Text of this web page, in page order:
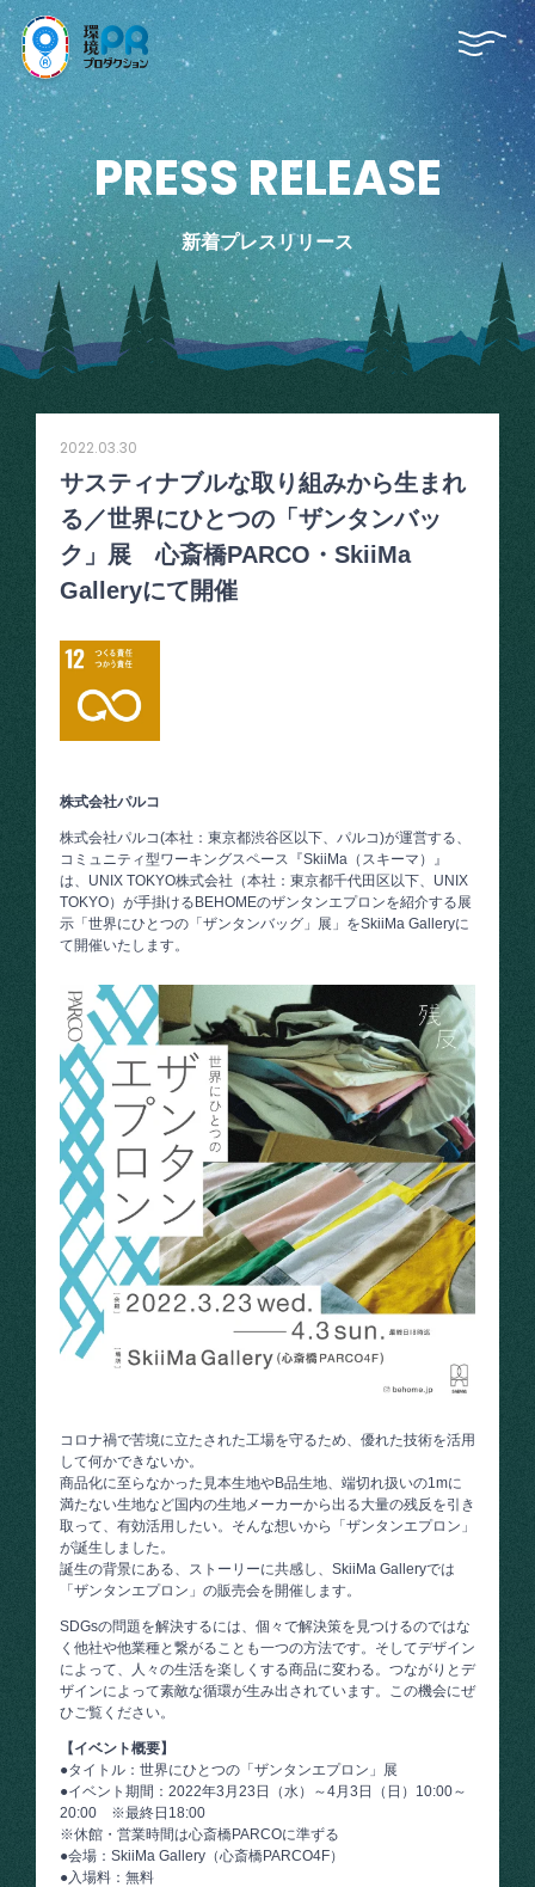
PRESSRELEASE
新着プレスリリース
2022.03.30
サスティナブルな取り組みから生まれ
る／世界にひとつの「ザンタンバッ
ク」展 心斎橋PARCO・SkiiMa
Galleryにて開催
株式会社パルコ
株式会社パルコ(本社：東京都渋谷区以下、パルコ)が運営する、
コミュニティ型ワーキングスペース『SkiiMa（スキーマ）』
は、UNIX TOKYO株式会社（本社：東京都千代田区以下、UNIX
TOKYO）が手掛けるBEHOMEのザンタンエプロンを紹介する展
示「世界にひとつの「ザンタンバッグ」展」をSkiiMa Galleryに
て開催いたします。
コロナ禍で苦境に立たされた工場を守るため、優れた技術を活用
して何かできないか。
商品化に至らなかった見本生地やB品生地、端切れ扱いの1mに
満たない生地など国内の生地メーカーから出る大量の残反を引き
取って、有効活用したい。そんな想いから「ザンタンエプロン」
が誕生しました。
誕生の背景にある、ストーリーに共感し、SkiiMa Galleryでは
「ザンタンエプロン」の販売会を開催します。
SDGsの問題を解決するには、個々で解決策を見つけるのではな
く他社や他業種と繋がることも一つの方法です。そしてデザイン
によって、人々の生活を楽しくする商品に変わる。つながりとデ
ザインによって素敵な循環が生み出されています。この機会にぜ
ひご覧ください。
【イベント概要】
●タイトル：世界にひとつの「ザンタンエプロン」展
●イベント期間：2022年3月23日（水）～4月3日（日）10:00～
20:00 ※最終日18:00
※休館・営業時間は心斎橋PARCOに準ずる
●会場：SkiiMa Gallery（心斎橋PARCO4F）
●入場料：無料